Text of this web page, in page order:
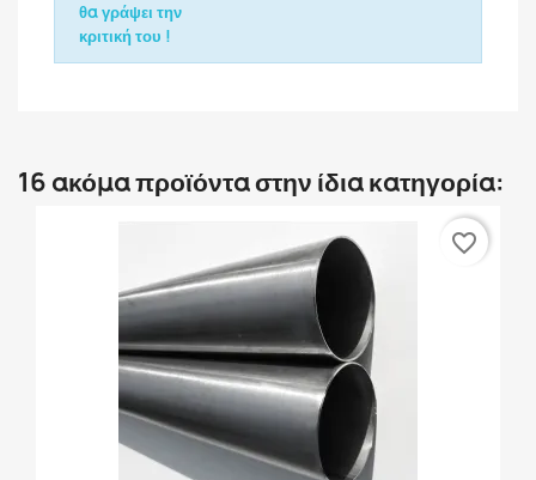
θα γράψει την
κριτική του !
16 ακόμα προϊόντα στην ίδια κατηγορία:
favorite_border